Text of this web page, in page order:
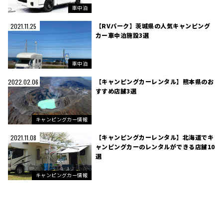
車中泊
2021.11.25
車中泊
【RVパーク】茨城県の人気キャンピング
カー車中泊施設3選
2022.02.06
キャンピングカー情報
【キャンピングカーレンタル】熊本県のお
すすめ店舗3選
2021.11.08
キャンピングカー情報
【キャンピングカーレンタル】北海道でキ
ャンピングカーのレンタルができる店舗10
選